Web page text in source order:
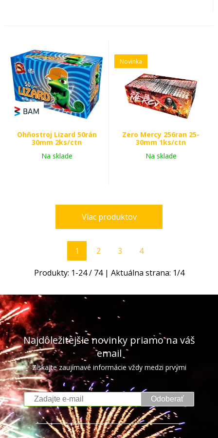
Ohňostroj Lizard 50rán
30mm 2ks/ctn
Na sklade
Novinka
Zero Mercy 256ran 25-
30mm 1ks/ctn
Na sklade
Viac produktov
1 2 3 4
Produkty: 1-24/ 74| Aktuálna strana: 1/4
Najdôležitejšie novinky priamo na váš
email
Získajte zaujímavé informácie vždy medzi prvými
Odoberať